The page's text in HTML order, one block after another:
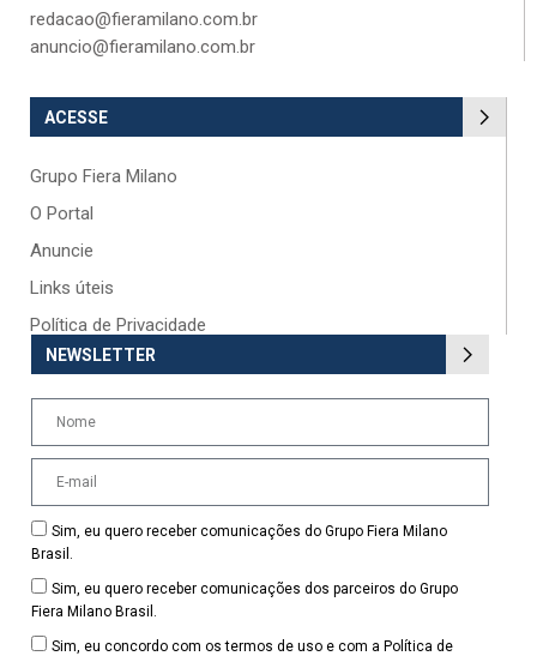
redacao@fieramilano.com.br
anuncio@fieramilano.com.br
ACESSE
Grupo Fiera Milano
O Portal
Anuncie
Links úteis
Política de Privacidade
NEWSLETTER
Sim, eu quero receber comunicações do Grupo Fiera Milano
Brasil.
Sim, eu quero receber comunicações dos parceiros do Grupo
Fiera Milano Brasil.
Sim, eu concordo com os termos de uso e com a Política de